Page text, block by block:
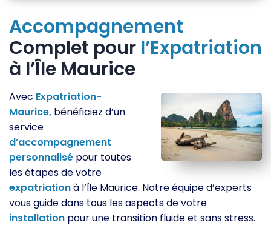
Accompagnement
Complet pour l’Expatriation
à l’Île Maurice
Avec Expatriation-
Maurice, bénéficiez d’un
service
d’accompagnement
personnalisé pour toutes
les étapes de votre
expatriationà l’Île Maurice. Notre équipe d’experts
vous guide dans tous les aspects de votre
installation pour une transition fluide et sans stress.